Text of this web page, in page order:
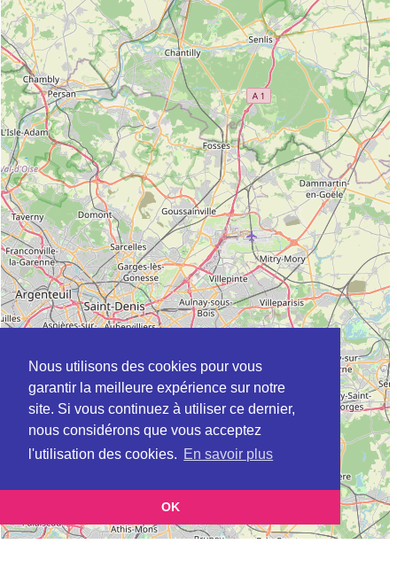
Nous utilisons des cookies pour vous
garantir la meilleure expérience sur notre
site. Si vous continuez à utiliser ce dernier,
nous considérons que vous acceptez
l'utilisation des cookies. En savoir plus
OK